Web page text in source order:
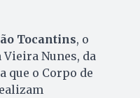
Tocantins, o
Nunes, da
que o Corpo de